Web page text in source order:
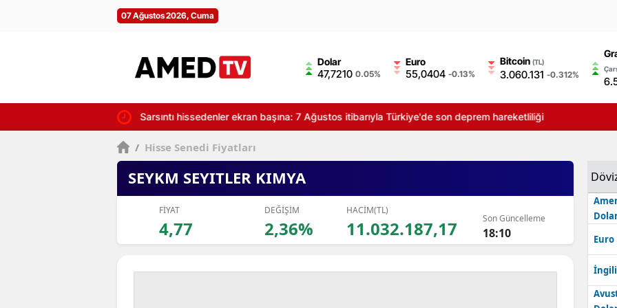
07 Ağustos 2026, Cuma
Dolar
47,7210 0.05%
Euro
55,0404 -0.13%
Bitcoin (TL)
3.060.131 -0.312%
Sarsıntı hissedenler ekran başına: 7 Ağustos itibarıyla Türkiye'de son deprem hareketliliği
/ Hisse Senedi Fiyatları
SEYKM SEYITLER KIMYA
FİYAT
4,77
DEĞİŞİM
2,36%
HACİM(TL)
11.032.187,17 Son Güncelleme
18:10 Euro